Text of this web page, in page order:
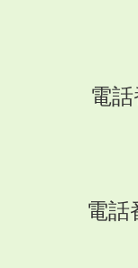
電
電